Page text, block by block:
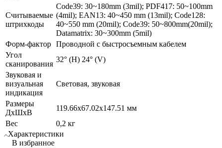
Считываемые
штрихкоды
Code39: 30~180mm (3mil); PDF417: 50~100mm
(4mil); EAN13: 40~450 mm (13mil); Code128:
40~550 mm (20mil); Code39: 50~800mm(20mil);
Datamatrix: 30~300mm (5mil)
Форм-фактор Проводной с быстросъемным кабелем
Угол
сканирования
32° (H) 24° (V)
Звуковая и
визуальная
индикация
Световая, звуковая
Размеры
ДхШхВ
119.66x67.02x147.51 мм
Вес
0,2 кг
Характеристики
В избранное